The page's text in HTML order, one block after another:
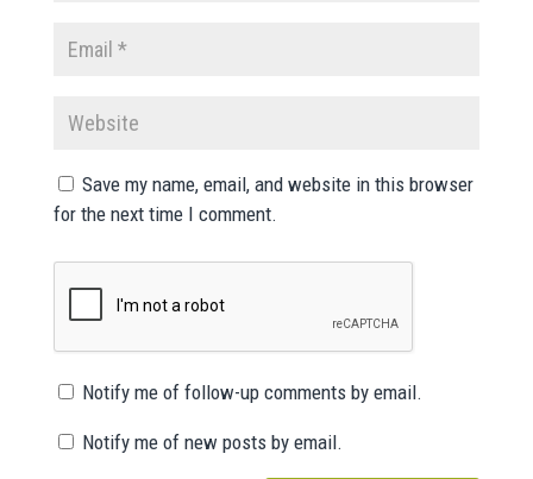
Save my name, email, and website in this browser
for the next time I comment.
Notify me of follow-up comments by email.
Notify me of new posts by email.